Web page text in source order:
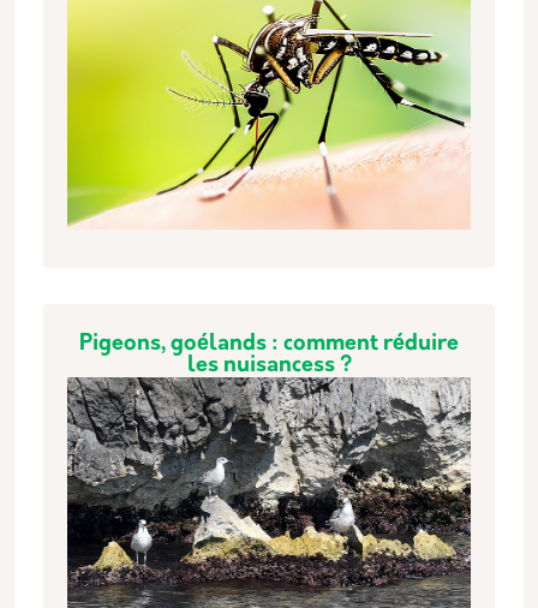
Pigeons, goélands : comment réduire
les nuisancess ?